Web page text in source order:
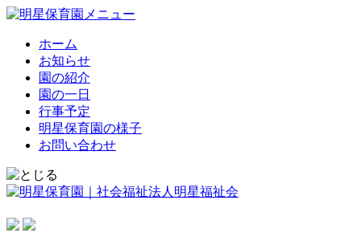
ホーム
お知らせ
園の紹介
園の一日
行事予定
明星保育園の様子
お問い合わせ